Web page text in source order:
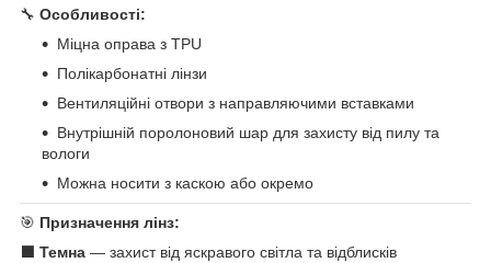
🔧 Особливості:
Міцна оправа з TPU
Полікарбонатні лінзи
Вентиляційні отвори з направляючими вставками
Внутрішній поролоновий шар для захисту від пилу та
вологи
Можна носити з каскою або окремо
🎯 Призначення лінз:
⬛ Темна — захист від яскравого світла та відблисків